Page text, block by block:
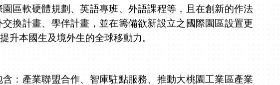
區軟硬體規劃、英語專班、外語課程等，且在創新的作法
換計畫、學伴計畫，並在籌備欲新設立之國際園區設置更
升本國生及境外生的全球移動力。
：產業聯盟合作、智庫駐點服務、推動大桃園工業區產業